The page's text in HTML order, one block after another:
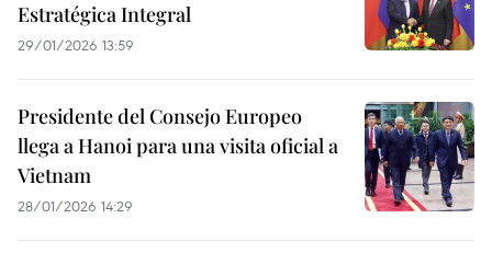
Estratégica Integral
29/01/2026 13:59
Presidente del Consejo Europeo
llega a Hanoi para una visita oficial a
Vietnam
28/01/2026 14:29